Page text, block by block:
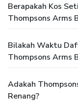
Berapakah Kos
Thompsons Arms
Bilakah Waktu
Thompsons Arms
Adakah
Renang?